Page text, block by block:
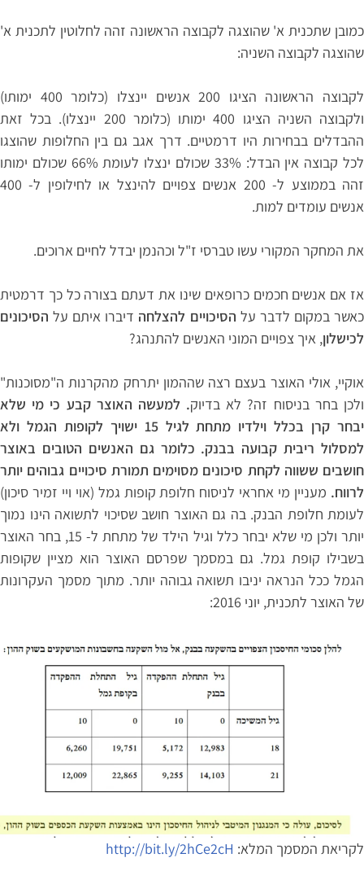
כמובן שתכנית א' שהוצגה לקבוצה הראשונה זהה לחלוטין לתכנית א'
שהוצגה לקבוצה השניה:
לקבוצה הראשונה הציגו 200 אנשים יינצלו (כלומר 400 ימותו)
ולקבוצה השניה הציגו 400 ימותו (כלומר 200 יינצלו). בכל זאת
ההבדלים בבחירות היו דרמטיים. דרך אגב גם בין החלופות שהוצגו
לכל קבוצה אין הבדל: 33% שכולם ינצלו לעומת 66% שכולם ימותו
זהה בממוצע ל- 200 אנשים צפויים להינצל או לחילופין ל- 400
אנשים עומדים למות.
את המחקר המקורי עשו טברסי ז"ל וכהנמן יבדל לחיים ארוכים.
אז אם אנשים חכמים כרופאים שינו את דעתם בצורה כל כך דרמטית
כאשר במקום לדבר על הסיכויים להצלחה דיברו איתם על הסיכונים
לכישלון, איך צפויים המוני האנשים להתנהג?
אוקיי, אולי האוצר בעצם רצה שההמון יתרחק מהקרנות ה"מסוכנות"
ולכן בחר בניסוח זה? לא בדיוק. למעשה האוצר קבע כי מי שלא
יבחר קרן בכלל וילדיו מתחת לגיל 15 ישויך לקופות הגמל ולא
למסלול ריבית קבועה בבנק. כלומר גם האנשים הטובים באוצר
חושבים ששווה לקחת סיכונים מסוימים תמורת סיכויים גבוהים יותר
לרווח. מעניין מי אחראי לניסוח חלופת קופות גמל (אוי ויי זמיר סיכון)
לעומת חלופת הבנק. בה גם האוצר חושב שסיכוי לתשואה הינו נמוך
יותר ולכן מי שלא יבחר כלל וגיל הילד של מתחת ל- 15, בחר האוצר
בשבילו קופת גמל. גם במסמך שפרסם האוצר הוא מציין שקופות
הגמל ככל הנראה יניבו תשואה גבוהה יותר. מתוך מסמך העקרונות
של האוצר לתכנית, יוני 2016:
לקריאת המסמך המלא: http://bit.ly/2hCe2cH